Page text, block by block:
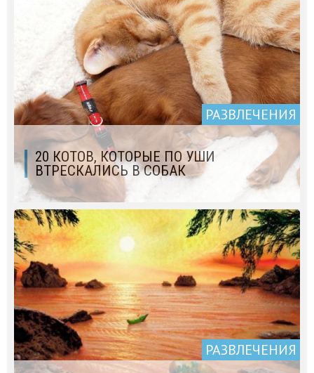
РАЗВЛЕЧЕНИЯ
20 КОТОВ, КОТОРЫЕ ПО УШИ
ВТРЕСКАЛИСЬ В СОБАК
РАЗВЛЕЧЕНИЯ